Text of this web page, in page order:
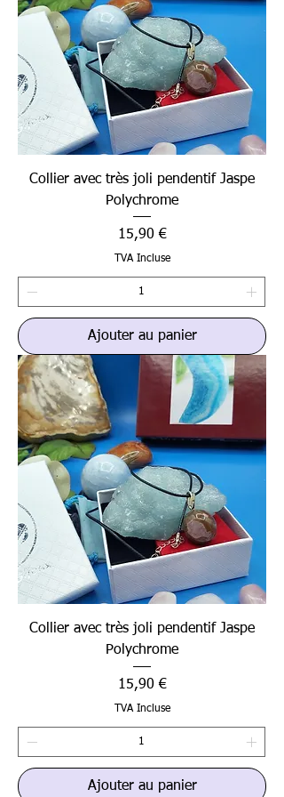
Collier avec très joli pendentif Jaspe
Polychrome
Prix
15,90 €
TVA Incluse
Ajouter au panier
Collier avec très joli pendentif Jaspe
Polychrome
Prix
15,90 €
TVA Incluse
Ajouter au panier